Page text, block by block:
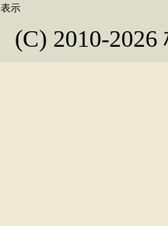
表示
(C) 2010-